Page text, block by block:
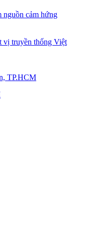
nguồn cảm hứng
vị truyền thống Việt
TP.HCM